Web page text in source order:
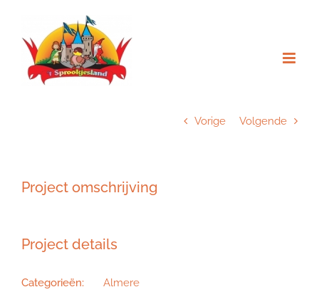
inhoud
Vorige Volgende
Project omschrijving
Project details
Categorieën:
Almere